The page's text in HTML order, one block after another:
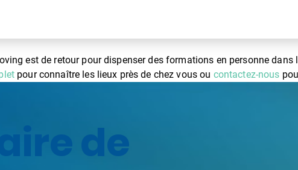
est de retour pour dispenser des formations en personne
pour connaître les lieux près de chez vous ou contactez-nous
de